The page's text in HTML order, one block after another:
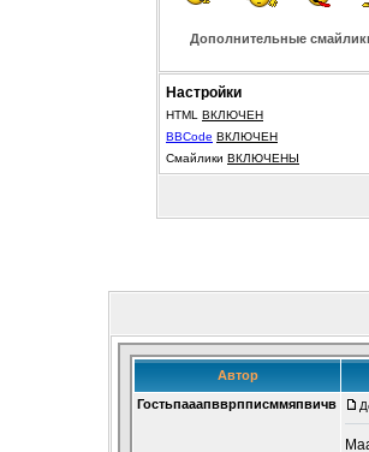
Дополнительные
Настройки
HTML ВКЛЮЧЕН
BBCode ВКЛЮЧЕН
Смайлики ВКЛЮЧЕНЫ